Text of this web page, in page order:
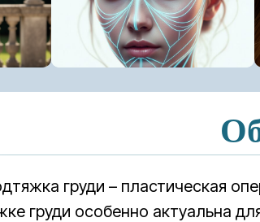
груди – пластическая
груди особенно актуальна